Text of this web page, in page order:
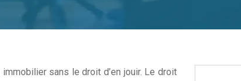
sans le droit d’en jouir. Le droit